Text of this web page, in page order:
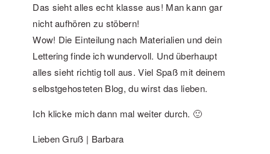
Das sieht alles echt klasse aus! Man kann gar
nicht aufhören zu stöbern!
Wow! Die Einteilung nach Materialien und dein
Lettering finde ich wundervoll. Und überhaupt
alles sieht richtig toll aus. Viel Spaß mit deinem
selbstgehosteten Blog, du wirst das lieben.
Ich klicke mich dann mal weiter durch. 🙂
Lieben Gruß | Barbara